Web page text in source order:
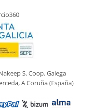
S. Coop. Galega
A Coruña (España)